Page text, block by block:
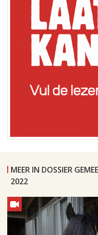
MEER IN DOSSIER
2022